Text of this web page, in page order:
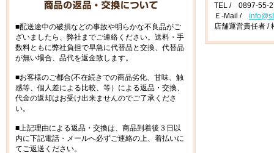
■配送途中の破損などの事故や明らかな不良品がご
ざいましたら、弊社までご連絡ください。送料・手
数料ともに弊社負担で早急に代替品と交換、代替品
が無い場合、品代を返金致します。
■お客様のご都合(不在続きでの商品劣化、甘味、触
感等、個人差による比較、等）による返品・交換、
代金の返却はお受け出来ませんのでご了承くださ
い。
■上記理由による返品・交換は、商品到着後３日以
内に下記電話・メールへ必ずご連絡の上、着払いに
てご返送ください。
TEL / 0897-55-
Ｅ-Mail /
店舗運営責任者 /